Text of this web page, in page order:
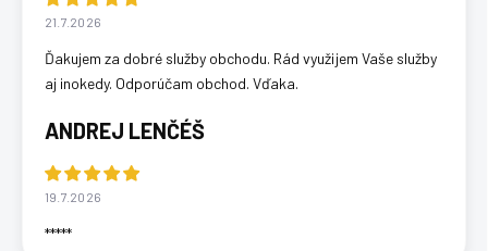
21.7.2026
Ďakujem za dobré služby obchodu. Rád využijem Vaše služby
aj inokedy. Odporúčam obchod. Vďaka.
ANDREJ LENČÉŠ
19.7.2026
*****